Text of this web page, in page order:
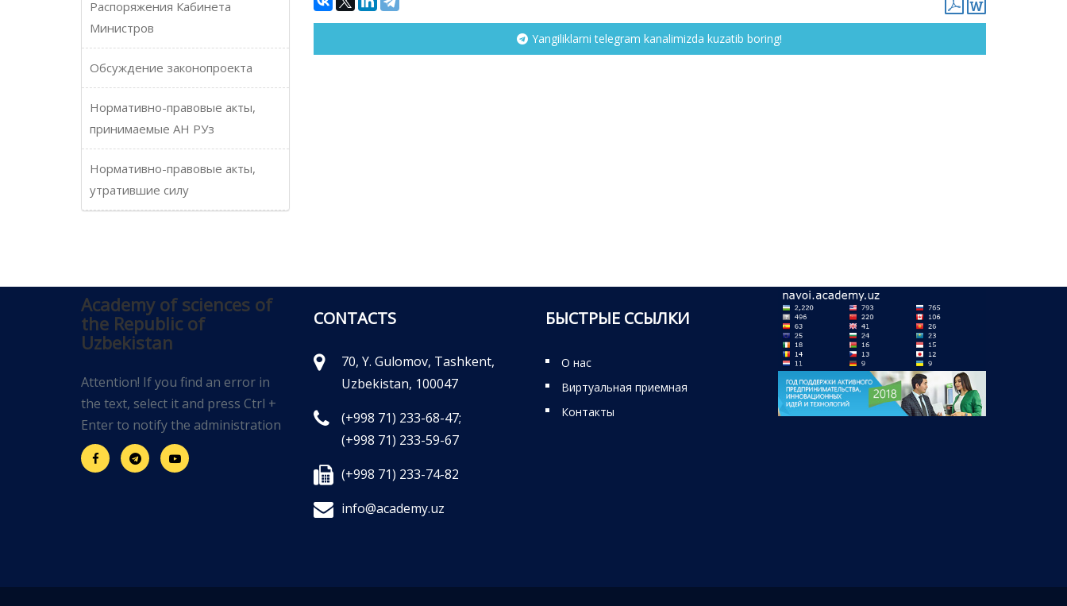
Распоряжения Кабинета
Министров
Обсуждение законопроекта
Нормативно-правовые акты,
принимаемые АН РУз
Нормативно-правовые акты,
утратившие силу
Yangiliklarni telegram kanalimizda kuzatib boring!
Academy of sciences of
the Republic of
Uzbekistan
Attention! If you find an error in
the text, select it and press Ctrl +
Enter to notify the administration
CONTACTS
70, Y. Gulomov, Tashkent,
Uzbekistan, 100047
(+998 71) 233-68-47;
(+998 71) 233-59-67
(+998 71) 233-74-82
info@academy.uz
БЫСТРЫЕ ССЫЛКИ
О нас
Виртуальная приемная
Контакты